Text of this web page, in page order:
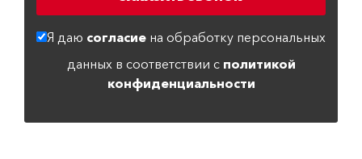
Я даю согласие на обработку персональных
данных в соответствии с политикой
конфиденциальности